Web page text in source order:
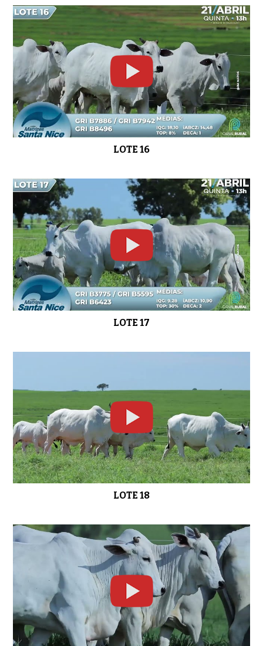
LOTE 16
LOTE 17
LOTE 18